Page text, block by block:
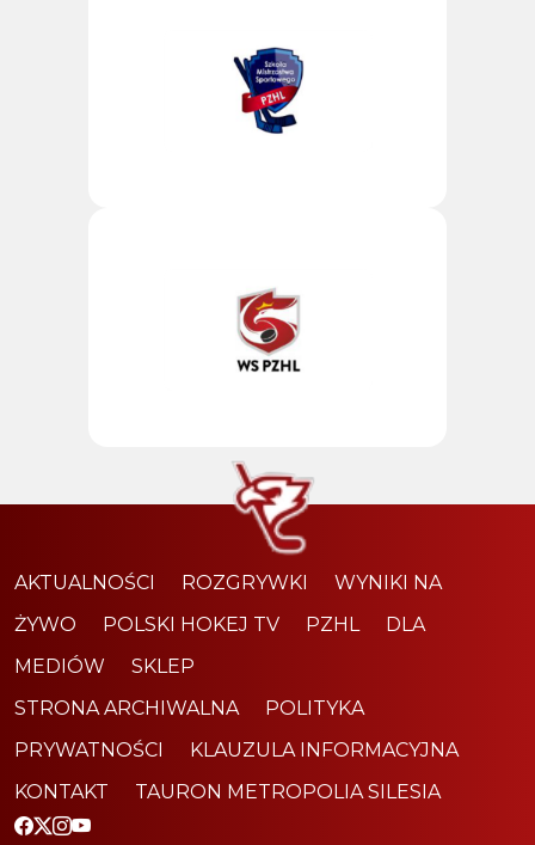
AKTUALNOŚCI ROZGRYWKI
WYNIKI NA
ŻYWO
POLSKI HOKEJ TV PZHL
DLA
MEDIÓW
SKLEP
STRONA ARCHIWALNA
POLITYKA
PRYWATNOŚCI
KLAUZULA INFORMACYJNA
KONTAKT
TAURON METROPOLIA SILESIA